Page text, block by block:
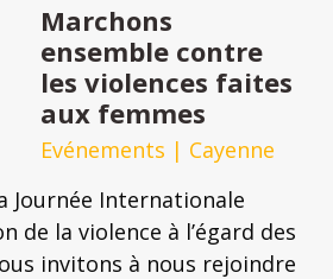
Marchons
ensemble contre
les violences faites
aux femmes
Evénements | Cayenne
Journée Internationale
de la violence à l’égard des
invitons à nous rejoindre